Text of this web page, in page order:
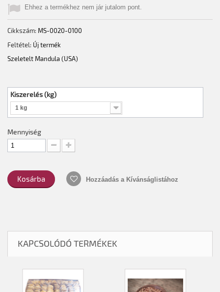
Ehhez a termékhez nem jár jutalom pont.
Cikkszám: MS-0020-0100
Feltétel: Új termék
Szeletelt Mandula (USA)
Kiszerelés (kg)
1 kg
Mennyiség
Kosárba Hozzáadás a Kívánságlistához
KAPCSOLÓDÓ TERMÉKEK